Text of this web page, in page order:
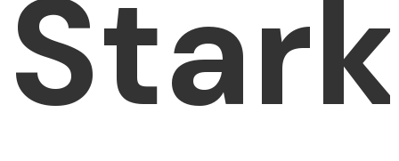
Stark